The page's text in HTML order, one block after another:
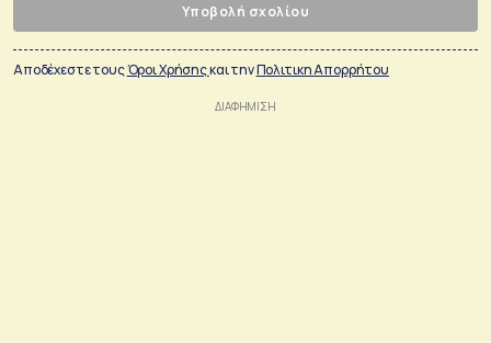
Υποβολή σχολίου
Αποδέχεστε τουςΌροι Χρήσηςκαι τηνΠολιτικη Απορρήτου